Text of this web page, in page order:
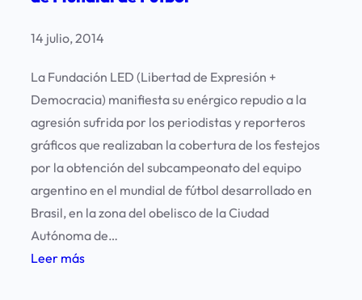
14 julio, 2014
La Fundación LED (Libertad de Expresión +
Democracia) manifiesta su enérgico repudio a la
agresión sufrida por los periodistas y reporteros
gráficos que realizaban la cobertura de los festejos
por la obtención del subcampeonato del equipo
argentino en el mundial de fútbol desarrollado en
Brasil, en la zona del obelisco de la Ciudad
Autónoma de…
Leer más: